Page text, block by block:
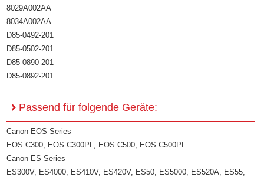
8029A002AA
8034A002AA
D85-0492-201
D85-0502-201
D85-0890-201
D85-0892-201
Passend für folgende Geräte:
Canon EOS Series
EOS C300, EOS C300PL, EOS C500, EOS C500PL
Canon ES Series
ES300V, ES4000, ES410V, ES420V, ES50, ES5000, ES520A, ES55,